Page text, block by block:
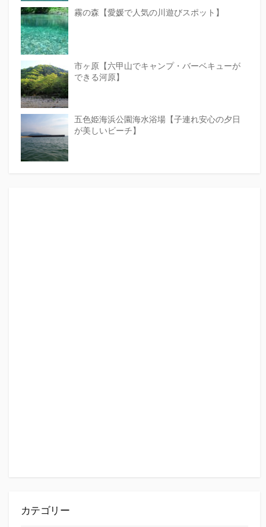
霧の森【愛媛で人気の川遊びスポット】
市ヶ原【六甲山でキャンプ・バーベキューが
できる河原】
五色姫海浜公園海水浴場【子連れ安心の夕日
が美しいビーチ】
カテゴリー